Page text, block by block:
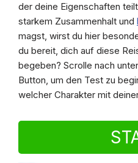
der deine Eigenschaften
starkem Zusammenhalt und
magst, wirst du hier
du bereit, dich auf diese
begeben? Scrolle nach
Button, um den Test zu
welcher Charakter mit